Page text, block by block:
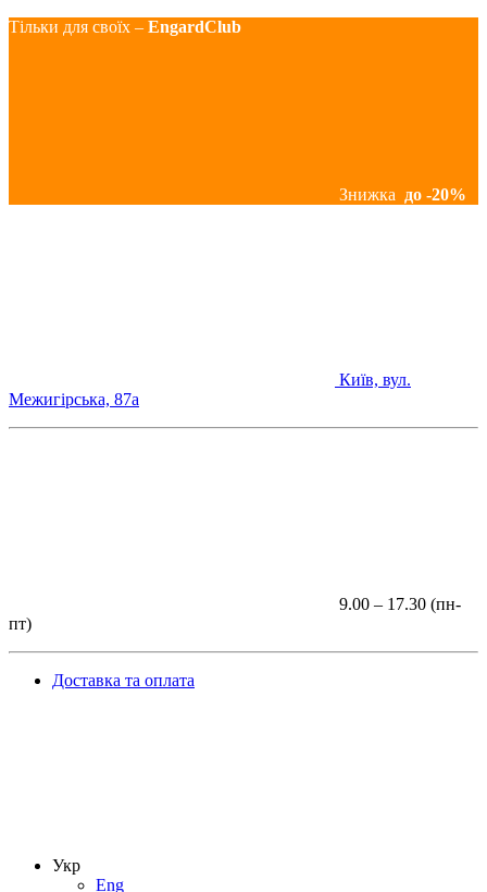
Тільки для своїх – EngardClub
Знижка до -20%
Київ, вул.
Межигірська, 87а
9.00 – 17.30 (пн-
пт)
Доставка та оплата
Укр
Eng